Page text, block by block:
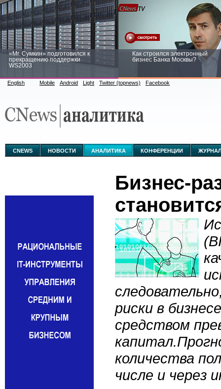
«Mr. Сумкин» подготовился к
прекращению поддержки
WS2003
Как строился электронный
бизнес Банка Москвы?
аналитике
English Mobile Android Light Twitter (topnews) Facebook
CNEWS НОВОСТИ АНАЛИТИКА КОНФЕРЕНЦИИ
Бизнес-
риски в
средством
количества
числе и через